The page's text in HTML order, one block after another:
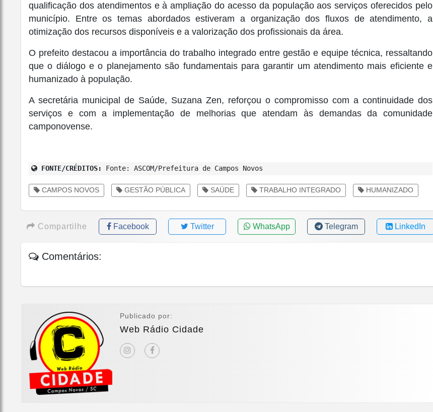
qualificação dos atendimentos e à ampliação do acesso da população aos serviços oferecidos pelo
município. Entre os temas abordados estiveram a organização dos fluxos de atendimento, a
otimização dos recursos disponíveis e a valorização dos profissionais da área.
O prefeito destacou a importância do trabalho integrado entre gestão e equipe técnica, ressaltando
que o diálogo e o planejamento são fundamentais para garantir um atendimento mais eficiente e
humanizado à população.
A secretária municipal de Saúde, Suzana Zen, reforçou o compromisso com a continuidade dos
serviços e com a implementação de melhorias que atendam às demandas da comunidade
camponovense.
FONTE/CRÉDITOS: Fonte: ASCOM/Prefeitura de Campos Novos
CAMPOS NOVOS GESTÃO PÚBLICA SAÚDE TRABALHO INTEGRADO HUMANIZADO
Compartilhe Facebook Twitter WhatsApp Telegram LinkedIn
Comentários:
Publicado por:
Web Rádio Cidade